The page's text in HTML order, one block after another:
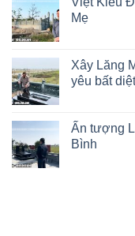
Mẹ
Xây Lăng
yêu bất
Ấn tượng
Bình